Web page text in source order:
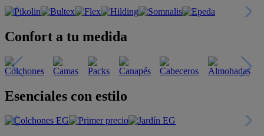
Confort a tu medida
Esenciales con estilo